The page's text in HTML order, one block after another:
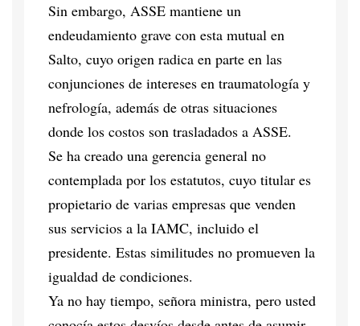
Sin embargo, ASSE mantiene un
endeudamiento grave con esta mutual en
Salto, cuyo origen radica en parte en las
conjunciones de intereses en traumatología y
nefrología, además de otras situaciones
donde los costos son trasladados a ASSE.
Se ha creado una gerencia general no
contemplada por los estatutos, cuyo titular es
propietario de varias empresas que venden
sus servicios a la IAMC, incluido el
presidente. Estas similitudes no promueven la
igualdad de condiciones.
Ya no hay tiempo, señora ministra, pero usted